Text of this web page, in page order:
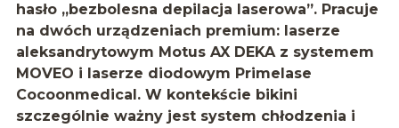
hasło „bezbolesna depilacja laserowa”. Pracuje
na dwóch urządzeniach premium: laserze
aleksandrytowym Motus AX DEKAz systemem
MOVEO i laserze diodowym Primelase
Cocoonmedical. W kontekście bikini
szczególnie ważny jest system chłodzenia i